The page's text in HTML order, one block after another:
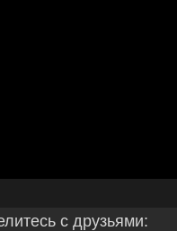
с друзьями: